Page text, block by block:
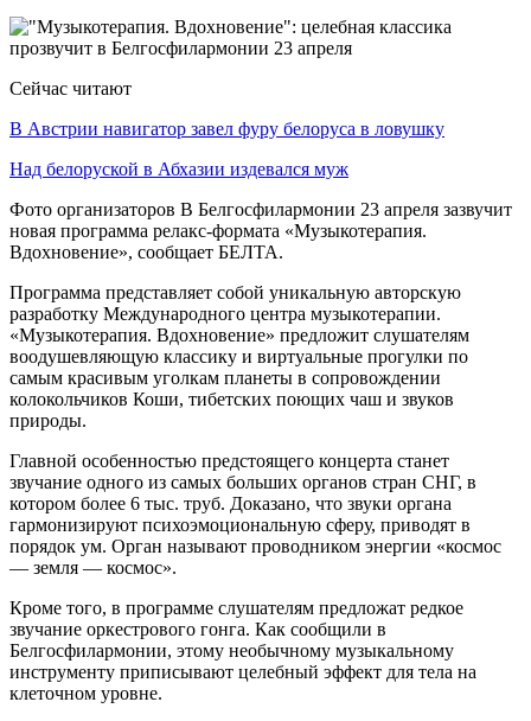
Сейчас читают
В Австрии навигатор завел фуру белоруса в ловушку
Над белоруской в Абхазии издевался муж
Фото организаторов В Белгосфилармонии 23 апреля зазвучит
новая программа релакс-формата «Музыкотерапия.
Вдохновение», сообщает БЕЛТА.
Программа представляет собой уникальную авторскую
разработку Международного центра музыкотерапии.
«Музыкотерапия. Вдохновение» предложит слушателям
воодушевляющую классику и виртуальные прогулки по
самым красивым уголкам планеты в сопровождении
колокольчиков Коши, тибетских поющих чаш и звуков
природы.
Главной особенностью предстоящего концерта станет
звучание одного из самых больших органов стран СНГ, в
котором более 6 тыс. труб. Доказано, что звуки органа
гармонизируют психоэмоциональную сферу, приводят в
порядок ум. Орган называют проводником энергии «космос
— земля — космос».
Кроме того, в программе слушателям предложат редкое
звучание оркестрового гонга. Как сообщили в
Белгосфилармонии, этому необычному музыкальному
инструменту приписывают целебный эффект для тела на
клеточном уровне.